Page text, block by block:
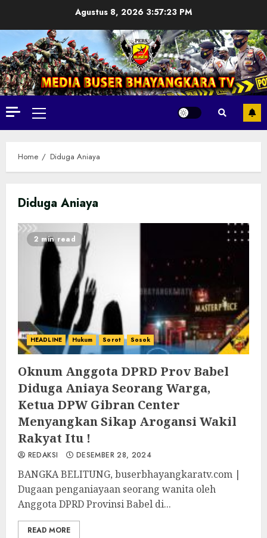
Agustus 8, 2026 3:57:25 PM
Primary
Menu
Home Diduga Aniaya
Diduga Aniaya
2 min read
HEADLINE Hukum Sorot Sosok
Oknum Anggota DPRD Prov Babel
Diduga Aniaya Seorang Warga,
Ketua DPW Gibran Center
Menyangkan Sikap Arogansi Wakil
Rakyat Itu !
REDAKSI DESEMBER 28, 2024
BANGKA BELITUNG, buserbhayangkaratv.com |
Dugaan penganiayaan seorang wanita oleh
Anggota DPRD Provinsi Babel di...
READ MORE